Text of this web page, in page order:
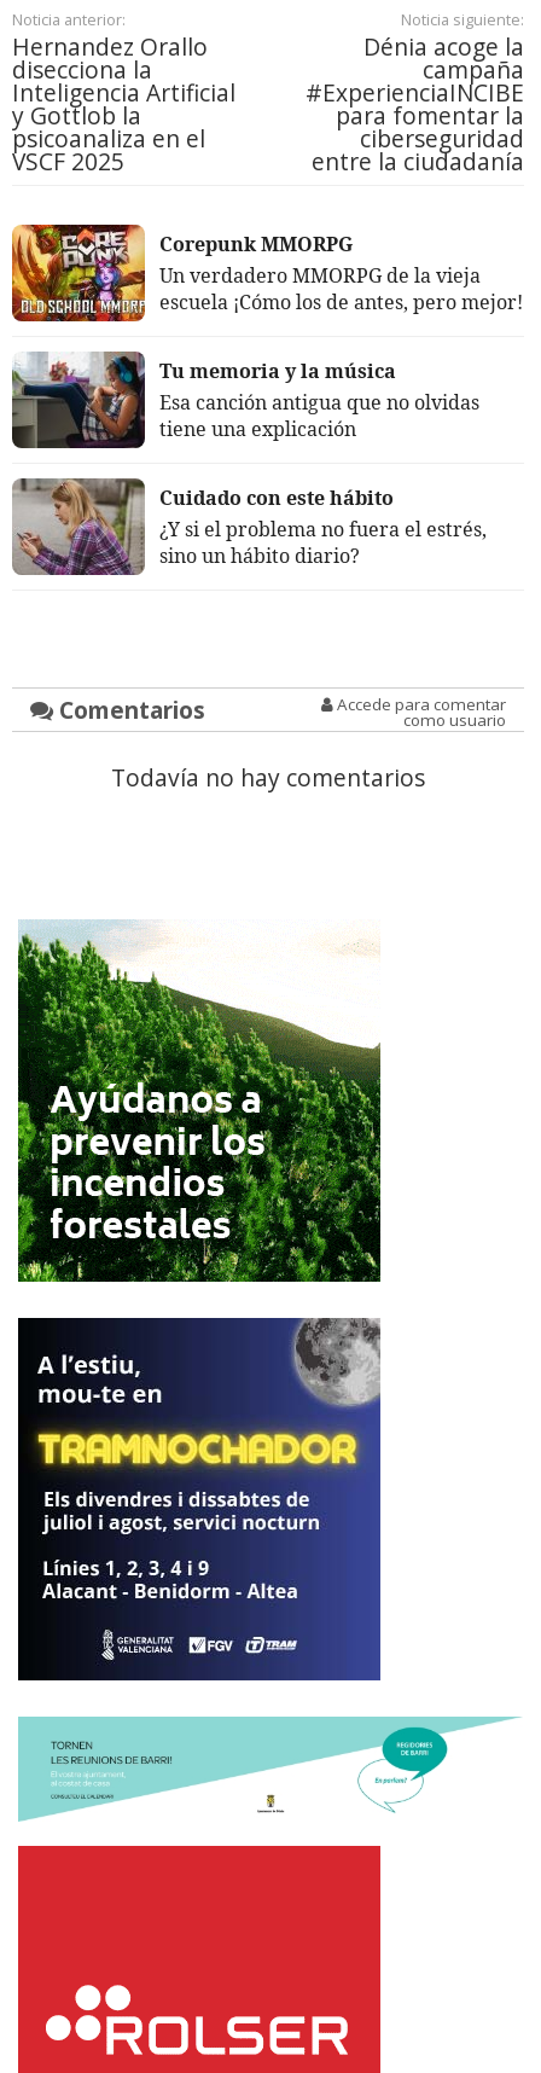
Noticia anterior:
Hernandez Orallo
disecciona la
Inteligencia Artificial
y Gottlob la
psicoanaliza en el
VSCF 2025
Noticia siguiente:
Dénia acoge la
campaña
#ExperienciaINCIBE
para fomentar la
ciberseguridad
entre la ciudadanía
Corepunk MMORPG
Un verdadero MMORPG de la vieja
escuela ¡Cómo los de antes, pero mejor!
Tu memoria y la música
Esa canción antigua que no olvidas
tiene una explicación
Cuidado con este hábito
¿Y si el problema no fuera el estrés,
sino un hábito diario?
Comentarios Accede para comentar
como usuario
Todavía no hay comentarios